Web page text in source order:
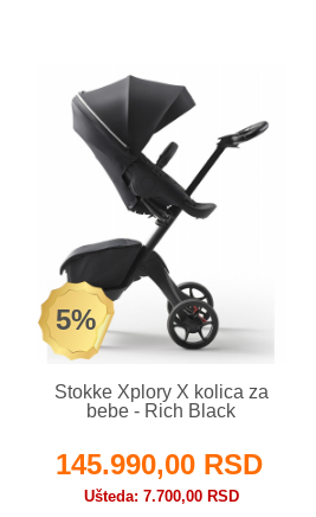
5%
Stokke Xplory X kolica za
bebe - Rich Black
145.990,00 RSD
Ušteda 7.700,00 RSD